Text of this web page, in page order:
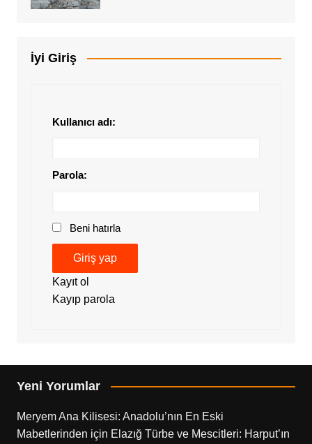
İyi Giriş
Kullanıcı adı:
Parola:
Beni hatırla
Giriş yap
Kayıt ol
Kayıp parola
Yeni Yorumlar
Meryem Ana Kilisesi: Anadolu’nın En Eski
Mabetlerinden için Elazığ Türbe ve Mescitleri: Harput’ın